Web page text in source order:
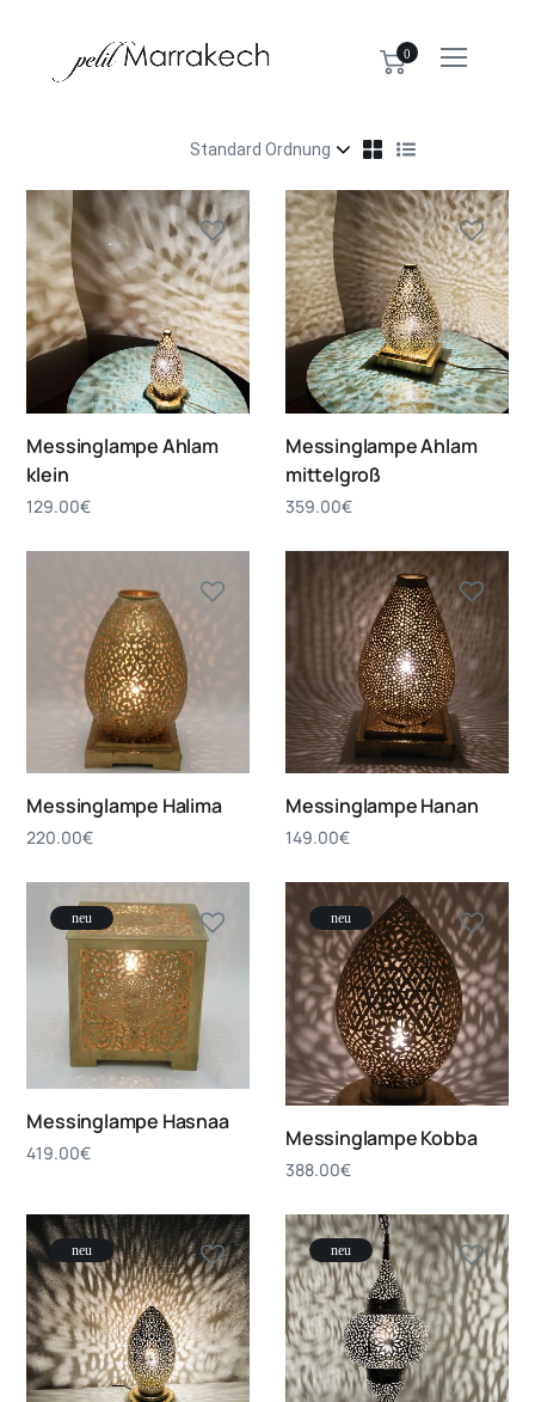
0
Messinglampe Ahlam
klein
129.00€
Messinglampe Ahlam
mittelgroß
359.00€
Messinglampe Halima
220.00€
Messinglampe Hanan
149.00€
neu
Messinglampe Hasnaa
419.00€
neu
Messinglampe Kobba
388.00€
neu neu